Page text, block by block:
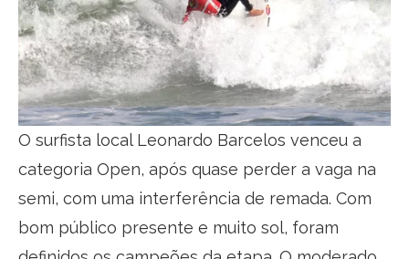
O surfista local Leonardo Barcelos venceu a
categoria Open, após quase perder a vaga na
semi, com uma interferência de remada. Com
bom público presente e muito sol, foram